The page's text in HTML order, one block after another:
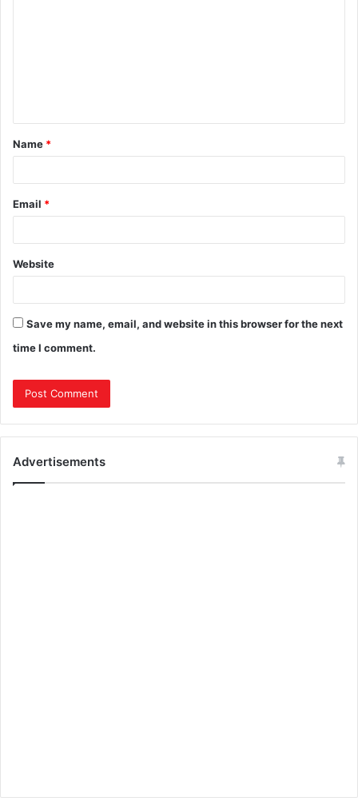
Name *
Email *
Website
Save my name, email, and website in this browser for the next
time I comment.
Advertisements